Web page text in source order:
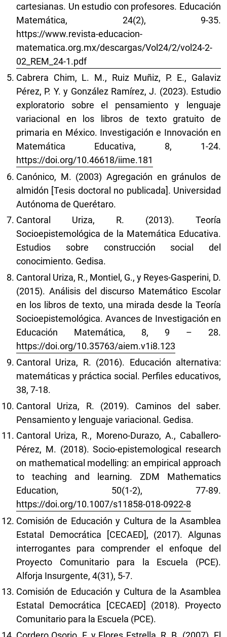
cartesianas. Un estudio con profesores. Educación
Matemática, 24(2), 9-35.
https://www.revista-educacion-
matematica.org.mx/descargas/Vol24/2/vol24-2-
02_REM_24-1.pdf
Cabrera Chim, L. M., Ruiz Muñiz, P. E., Galaviz
Pérez, P. Y. y González Ramírez, J. (2023). Estudio
exploratorio sobre el pensamiento y lenguaje
variacional en los libros de texto gratuito de
primaria en México. Investigación e Innovación en
Matemática Educativa, 8, 1-24.
https://doi.org/10.46618/iime.181
Canónico, M. (2003) Agregación en gránulos de
almidón [Tesis doctoral no publicada]. Universidad
Autónoma de Querétaro.
Cantoral Uriza, R. (2013). Teoría
Socioepistemológica de la Matemática Educativa.
Estudios sobre construcción social del
conocimiento. Gedisa.
Cantoral Uriza, R., Montiel, G., y Reyes-Gasperini, D.
(2015). Análisis del discurso Matemático Escolar
en los libros de texto, una mirada desde la Teoría
Socioepistemológica. Avances de Investigación en
Educación Matemática, 8, 9 – 28.
https://doi.org/10.35763/aiem.v1i8.123
Cantoral Uriza, R. (2016). Educación alternativa:
matemáticas y práctica social. Perfiles educativos,
38, 7-18.
Cantoral Uriza, R. (2019). Caminos del saber.
Pensamiento y lenguaje variacional. Gedisa.
Cantoral Uriza, R., Moreno-Durazo, A., Caballero-
Pérez, M. (2018). Socio-epistemological research
on mathematical modelling: an empirical approach
to teaching and learning. ZDM Mathematics
Education, 50(1-2), 77-89.
https://doi.org/10.1007/s11858-018-0922-8
Comisión de Educación y Cultura de la Asamblea
Estatal Democrática [CECAED], (2017). Algunas
interrogantes para comprender el enfoque del
Proyecto Comunitario para la Escuela (PCE).
Alforja Insurgente, 4(31), 5-7.
Comisión de Educación y Cultura de la Asamblea
Estatal Democrática [CECAED] (2018). Proyecto
Comunitario para la Escuela (PCE).